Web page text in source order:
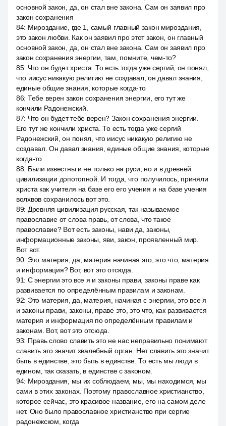
основной закон, да, он стал вне закона. Сам он заявил про
закон сохранения
84: Мироздание, где 1, самый главный закон мироздания,
это закон любви. Как он заявил про этот закон, он главный
основной закон, да, он стал вне закона. Сам он заявил про
закон сохранения энергии, там, помните, чем-то?
85: Что он будет христа. То есть тогда уже сергий, он понял,
что иисус никакую религию не создавал, он давал знания,
единые общие знания, которые когда-то
86: Тебе верен закон сохранения энергии, его тут же
кончили Радонежский.
87: Что он будет тебе верен? Закон сохранения энергии.
Его тут же кончили христа. То есть тогда уже сергий
Радонежский, он понял, что иисус никакую религию не
создавал. Он давал знания, единые общие знания, которые
когда-то
88: Были известны и не только на руси, но и в древней
цивилизации допотопной. И тогда, что получилось, приняли
христа как учителя на базе его его учения и на базе учения
волхвов сохранилось вот это.
89: Древняя цивилизация русская, так называемое
православие от слова правь, от слова, что такое
православие? Вот есть законы, нави да, законы,
информационные законы, яви, закон, проявленный мир.
Вот вот.
90: Это материя, да, материя начиная это, это что, материя
и информация? Вот, вот это отсюда.
91: С энергии это все я и законы прави, законы праве как
развивается по определённым правилам и законам.
92: Это материя, да, материя, начиная с энергии, это все я
и законы прави, законы, праве это, это что, как развивается
материя и информация по определённым правилам и
законам. Вот, вот это отсюда.
93: Правь слово славить это не нас неправильно понимают
славить это значит хвалебный орган. Нет славить это значит
быть в единстве, это быть в единстве. То есть мы люди в
едином, так сказать, в единстве с законом.
94: Мироздания, мы их соблюдаем, мы, мы находимся, мы
сами в этих законах. Поэтому православное христианство,
которое сейчас, это красивое название, его на самом деле
нет. Оно было православное христианство при сергие
радонежском, когда